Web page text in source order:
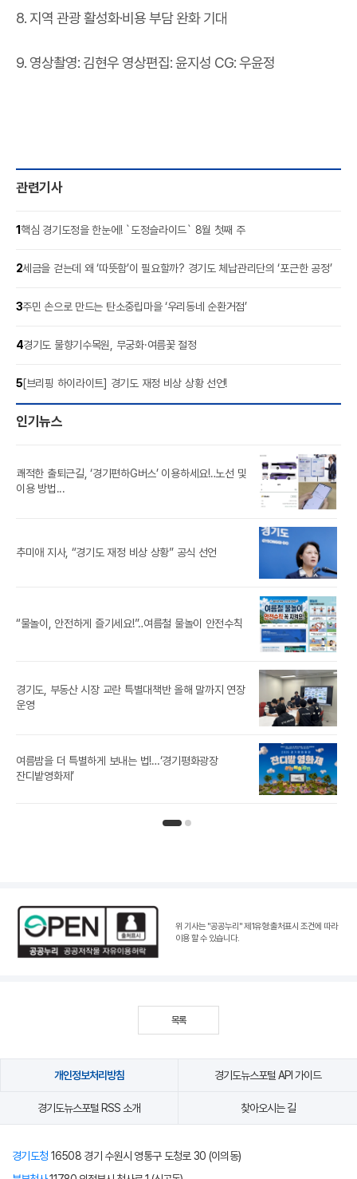
8. 지역 관광 활성화·비용 부담 완화 기대
9. 영상촬영: 김현우 영상편집: 윤지성 CG: 우윤정
관련기사
1핵심 경기도정을 한눈에! `도정슬라이드` 8월 첫째 주
2세금을 걷는데 왜 ‘따뜻함’이 필요할까? 경기도 체납관리단의 ‘포근한 공정’
3주민 손으로 만드는 탄소중립마을 ‘우리동네 순환거점’
4경기도 물향기수목원, 무궁화·여름꽃 절정
5[브리핑 하이라이트] 경기도 재정 비상 상황 선언!
인기뉴스
쾌적한 출퇴근길, ‘경기편하G버스’ 이용하세요!‥노선 및
이용 방법...
추미애 지사, “경기도 재정 비상 상황” 공식 선언
“물놀이, 안전하게 즐기세요!”‥여름철 물놀이 안전수칙
경기도, 부동산 시장 교란 특별대책반 올해 말까지 연장
운영
여름밤을 더 특별하게 보내는 법!…‘경기평화광장
잔디밭영화제’
위 기사는 "공공누리"제1유형:출처표시 조건에 따라
이용 할 수 있습니다.
목록
개인정보처리방침 경기도뉴스포털 API 가이드
경기도뉴스포털 RSS 소개 찾아오시는 길
경기도청 16508 경기 수원시 영통구 도청로 30 (이의동)